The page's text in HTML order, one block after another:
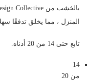
المنزل ، مما يخلق تدفقًا
تابع حتى 14 من 20 أدناه.
14
من 20